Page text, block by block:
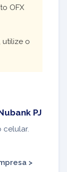
OFX
utilize o
PJ
celular.
>